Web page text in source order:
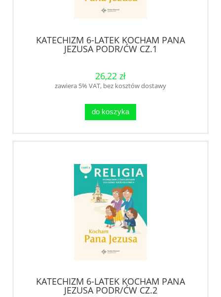
KATECHIZM 6-LATEK KOCHAM PANA
JEZUSA PODR/ĆW CZ.1
26,22 zł
zawiera 5% VAT, bez kosztów dostawy
do koszyka
KATECHIZM 6-LATEK KOCHAM PANA
JEZUSA PODR/ĆW CZ.2